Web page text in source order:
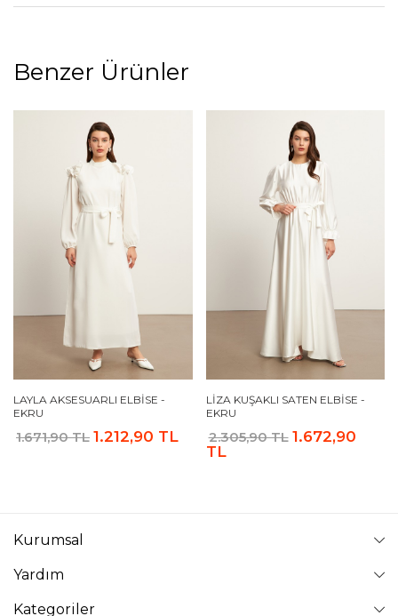
Benzer Ürünler
LAYLA AKSESUARLI ELBISE -
EKRU
1.671,90 TL 1.212,90 TL
LIZA KUŞAKLI SATEN ELBISE -
EKRU
2.305,90 TL 1.672,90
TL
Kurumsal
Yardım
Kategoriler